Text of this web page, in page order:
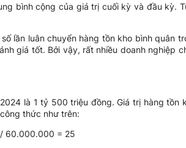
bình cộng của giá trị cuối kỳ và đầu kỳ.
lần luân chuyển hàng tồn kho bình quân
giá tốt. Bởi vậy, rất nhiều doanh nghiệp
là 1 tỷ 500 triệu đồng. Giá trị hàng tồn
thức như trên:
60.000.000 = 25